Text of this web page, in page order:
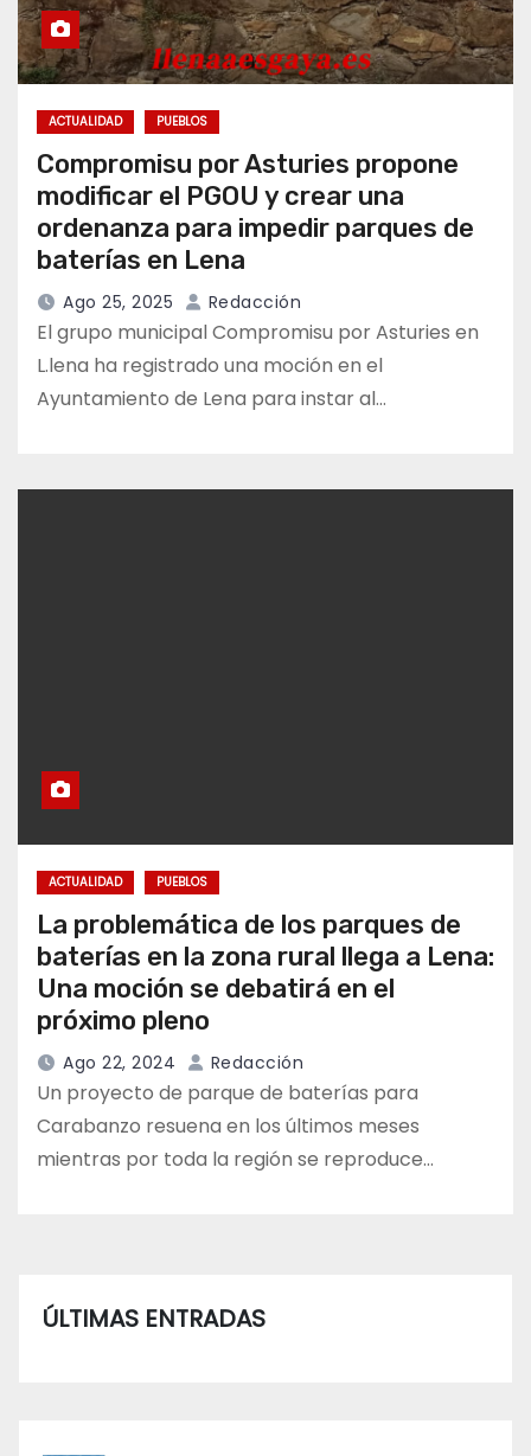
ACTUALIDAD PUEBLOS
Compromisu por Asturies propone
modificar el PGOU y crear una
ordenanza para impedir parques de
baterías en Lena
Ago 25, 2025 Redacción
El grupo municipal Compromisu por Asturies en
L.lena ha registrado una moción en el
Ayuntamiento de Lena para instar al…
ACTUALIDAD PUEBLOS
La problemática de los parques de
baterías en la zona rural llega a Lena:
Una moción se debatirá en el
próximo pleno
Ago 22, 2024 Redacción
Un proyecto de parque de baterías para
Carabanzo resuena en los últimos meses
mientras por toda la región se reproduce…
ÚLTIMAS ENTRADAS